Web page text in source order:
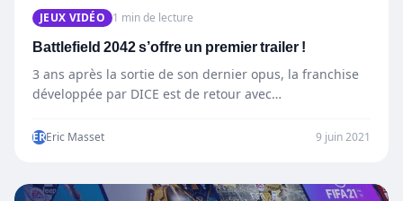
JEUX VIDÉO 1 min de lecture
Battlefield 2042 s’offre un premier trailer !
3 ans après la sortie de son dernier opus, la franchise
développée par DICE est de retour avec…
EREric Masset 9 juin 2021